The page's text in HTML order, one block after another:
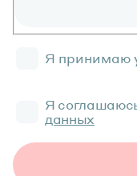
Я принимаю
Я
данных